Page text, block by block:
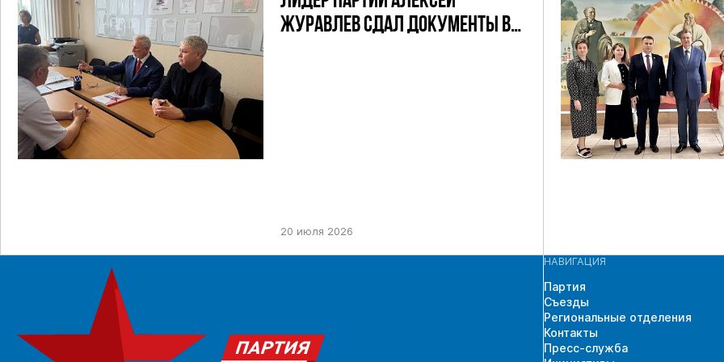
ЖУРАВЛЕВ СДАЛ ДОКУМЕНТЫ В
20 июля 2026
НАВИГАЦИЯ
Партия
Съезды
Региональные отделения
Контакты
Пресс-служба